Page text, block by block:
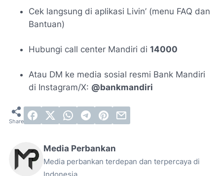
Cek langsung di aplikasi Livin’ (menu FAQ dan
Bantuan)
Hubungi call center Mandiri di 14000
Atau DM ke media sosial resmi Bank Mandiri
di Instagram/X: @bankmandiri
Media Perbankan
Media perbankan terdepan dan terpercaya di